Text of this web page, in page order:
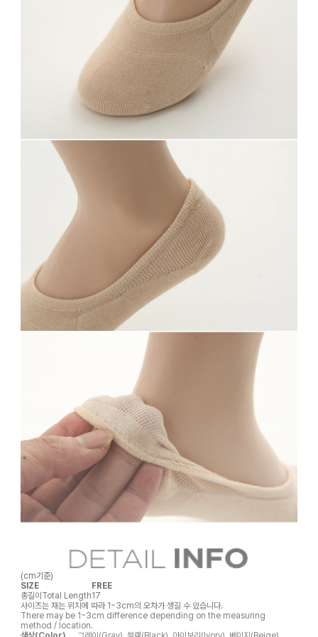
(cm기준)
SIZE
FREE
총길이Total Length17
사이즈는 재는 위치에 따라 1~3cm의 오차가 생길 수 있습니다.
There may be 1~3cm difference depending on the measuring
method / location.